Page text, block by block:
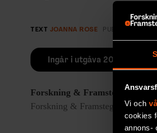
Vi och
cookies
annons-
TEXT JOANNA ROSE PUBLICERAD
Ingår i utgåva 2010/5
Forskning & Framsteg
Forskning & Framsteg har